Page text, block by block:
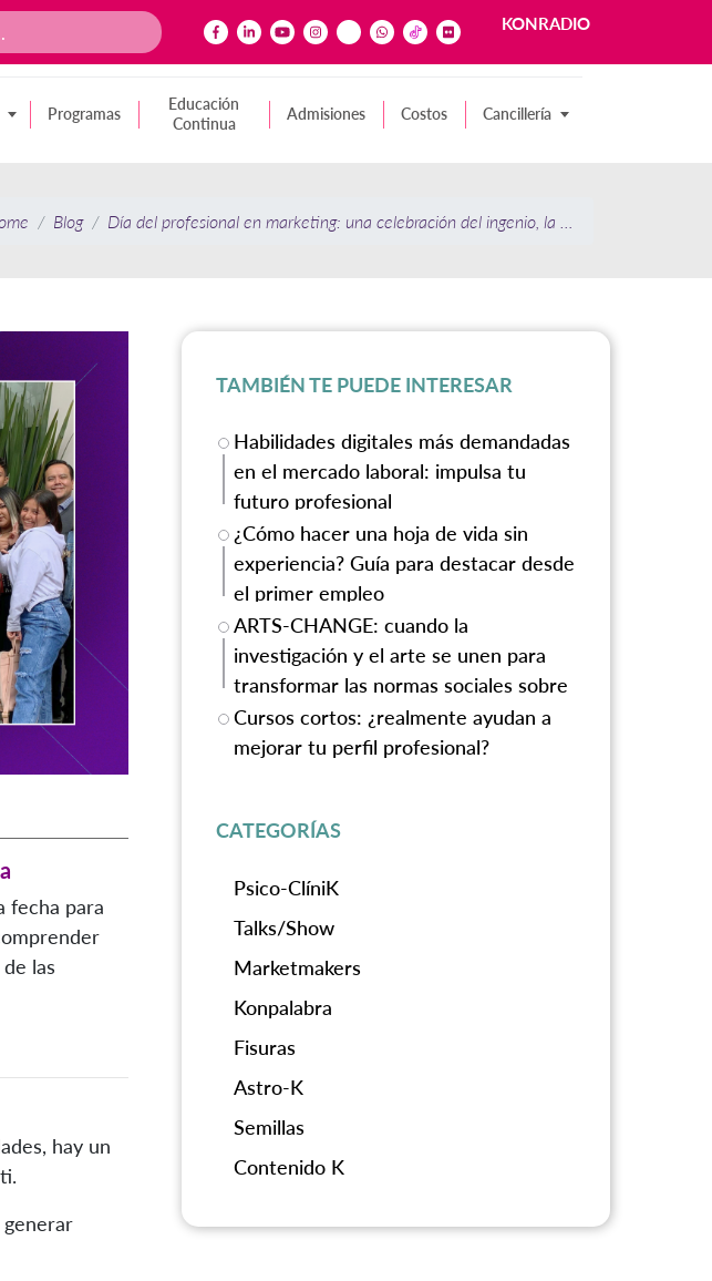
KONRADIO
Programas
Educación
Continua
Admisiones Costos Cancillería
Blog Día del profesional en marketing: una celebración del ingenio, la estrategia y la pasión
fecha para
las
hay un
TAMBIÉN TE PUEDE INTERESAR
Habilidades digitales más demandadas
en el mercado laboral: impulsa tu
futuro profesional
¿Cómo hacer una hoja de vida sin
experiencia? Guía para destacar desde
el primer empleo
ARTS-CHANGE: cuando la
investigación y el arte se unen para
transformar las normas sociales sobre
la violencia de género
Cursos cortos: ¿realmente ayudan a
mejorar tu perfil profesional?
CATEGORÍAS
Psico-ClíniK
Talks/Show
Marketmakers
Konpalabra
Fisuras
Astro-K
Semillas
Contenido K